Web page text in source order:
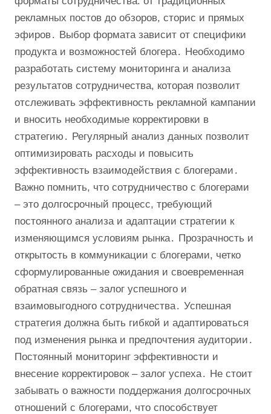
рекламных постов до обзоров, сторис и прямых
эфиров․ Выбор формата зависит от специфики
продукта и возможностей блогера․ Необходимо
разработать систему мониторинга и анализа
результатов сотрудничества, которая позволит
отслеживать эффективность рекламной кампании
и вносить необходимые корректировки в
стратегию․ Регулярный анализ данных позволит
оптимизировать расходы и повысить
эффективность взаимодействия с блогерами․
Важно помнить, что сотрудничество с блогерами
– это долгосрочный процесс, требующий
постоянного анализа и адаптации стратегии к
изменяющимся условиям рынка․ Прозрачность и
открытость в коммуникации с блогерами, четко
сформулированные ожидания и своевременная
обратная связь – залог успешного и
взаимовыгодного сотрудничества․ Успешная
стратегия должна быть гибкой и адаптироваться
под изменения рынка и предпочтения аудитории․
Постоянный мониторинг эффективности и
внесение корректировок – залог успеха․ Не стоит
забывать о важности поддержания долгосрочных
отношений с блогерами, что способствует